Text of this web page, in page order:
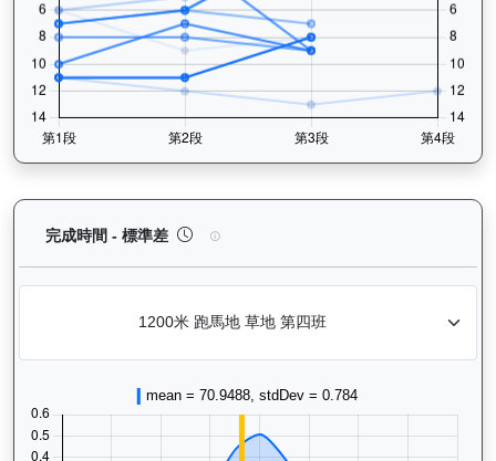
完成時間 - 標準差 炯炯有神（H341）— 完成時間標準差